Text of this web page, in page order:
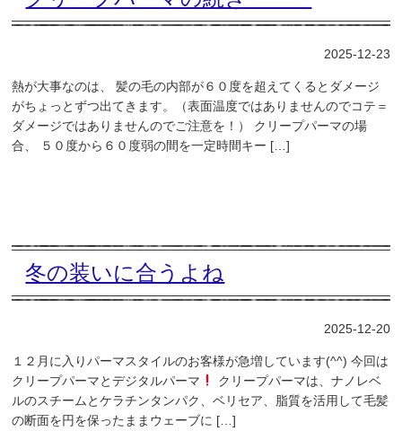
2025-12-23
熱が大事なのは、 髪の毛の内部が６０度を超えてくるとダメージ
がちょっとずつ出てきます。（表面温度ではありませんのでコテ＝
ダメージではありませんのでご注意を！） クリープパーマの場
合、 ５０度から６０度弱の間を一定時間キー […]
冬の装いに合うよね
2025-12-20
１２月に入りパーマスタイルのお客様が急増しています(^^) 今回は
クリープパーマとデジタルパーマ
クリープパーマは、ナノレベ
ルのスチームとケラチンタンパク、ベリセア、脂質を活用して毛髪
の断面を円を保ったままウェーブに […]